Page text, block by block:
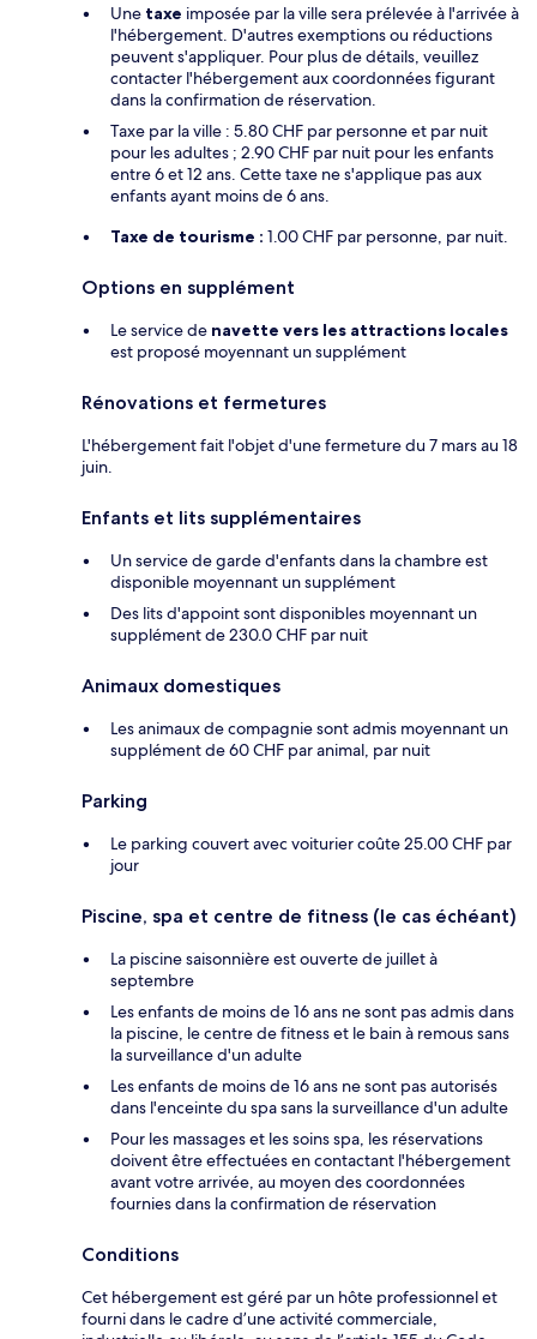
Une taxe imposée par la ville sera prélevée à l'arrivée à
l'hébergement. D'autres exemptions ou réductions
peuvent s'appliquer. Pour plus de détails, veuillez
contacter l'hébergement aux coordonnées figurant
dans la confirmation de réservation.
Taxe par la ville : 5.80 CHF par personne et par nuit
pour les adultes ; 2.90 CHF par nuit pour les enfants
entre 6 et 12 ans. Cette taxe ne s'applique pas aux
enfants ayant moins de 6 ans.
Taxe de tourisme : 1.00 CHF par personne, par nuit.
Options en supplément
Le service de navette vers les attractions locales
est proposé moyennant un supplément
Rénovations et fermetures
L'hébergement fait l'objet d'une fermeture du 7 mars au 18
juin.
Enfants et lits supplémentaires
Un service de garde d'enfants dans la chambre est
disponible moyennant un supplément
Des lits d'appoint sont disponibles moyennant un
supplément de 230.0 CHF par nuit
Animaux domestiques
Les animaux de compagnie sont admis moyennant un
supplément de 60 CHF par animal, par nuit
Parking
Le parking couvert avec voiturier coûte 25.00 CHF par
jour
Piscine, spa et centre de fitness (le cas échéant)
La piscine saisonnière est ouverte de juillet à
septembre
Les enfants de moins de 16 ans ne sont pas admis dans
la piscine, le centre de fitness et le bain à remous sans
la surveillance d'un adulte
Les enfants de moins de 16 ans ne sont pas autorisés
dans l'enceinte du spa sans la surveillance d'un adulte
Pour les massages et les soins spa, les réservations
doivent être effectuées en contactant l'hébergement
avant votre arrivée, au moyen des coordonnées
fournies dans la confirmation de réservation
Conditions
Cet hébergement est géré par un hôte professionnel et
fourni dans le cadre d’une activité commerciale,